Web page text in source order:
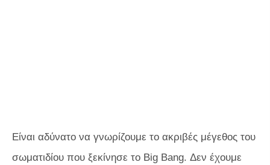
Είναι αδύνατο να γνωρίζουμε το ακριβές μέγεθος του
σωματιδίου που ξεκίνησε το Big Bang. Δεν έχουμε